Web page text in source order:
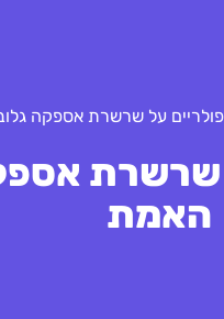
על שרשרת
האמת